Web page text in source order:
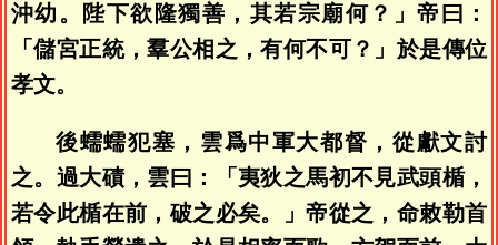
沖幼。陛下欲隆獨善，其若宗廟何？」帝曰：
「儲宮正統，羣公相之，有何不可？」於是傳位
孝文。
後蠕蠕犯塞，雲爲中軍大都督，從獻文討
之。過大磧，雲曰：「夷狄之馬初不見武頭楯，
若令此楯在前，破之必矣。」帝從之，命敕勒首